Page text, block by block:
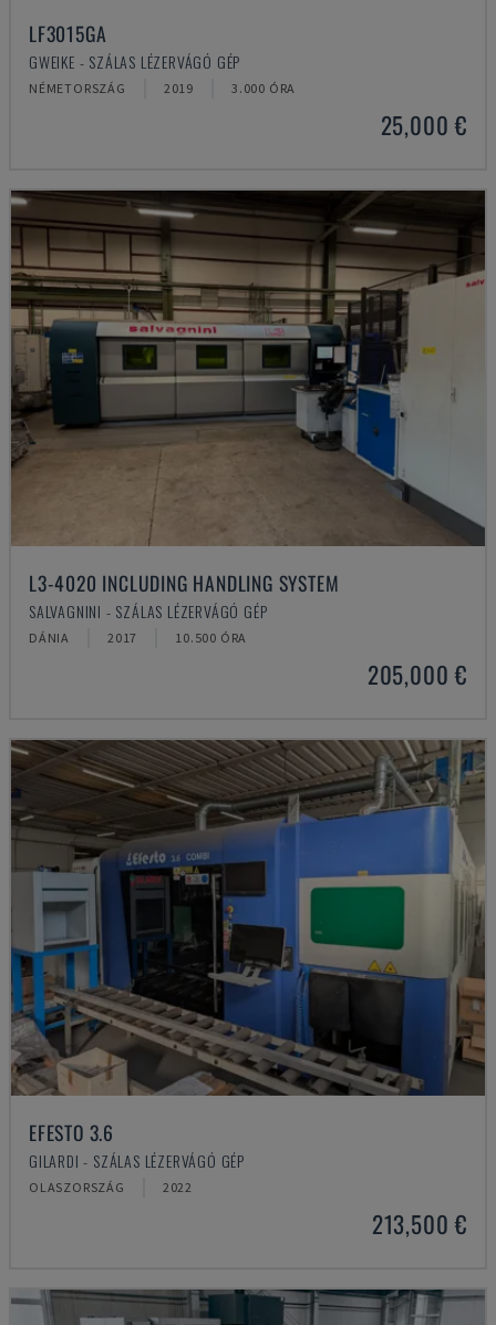
LF3015GA
GWEIKE - SZÁLAS LÉZERVÁGÓ GÉP
NÉMETORSZÁG 2019 3.000 ÓRA
25,000 €
L3-4020 INCLUDING HANDLING SYSTEM
SALVAGNINI - SZÁLAS LÉZERVÁGÓ GÉP
DÁNIA 2017 10.500 ÓRA
205,000 €
EFESTO 3.6
GILARDI - SZÁLAS LÉZERVÁGÓ GÉP
OLASZORSZÁG 2022
213,500 €